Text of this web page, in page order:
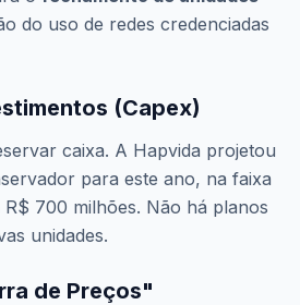
do uso de redes credenciadas
(Capex)
caixa. A Hapvida projetou
para este ano, na faixa
700 milhões. Não há planos
unidades.
de Preços"